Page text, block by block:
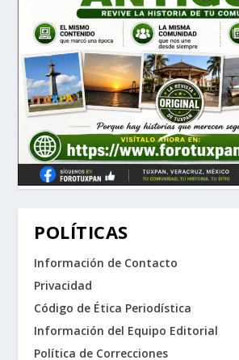
POLÍTICAS
Información de Contacto
Privacidad
Código de Ética Periodística
Información del Equipo Editorial
Política de Correcciones